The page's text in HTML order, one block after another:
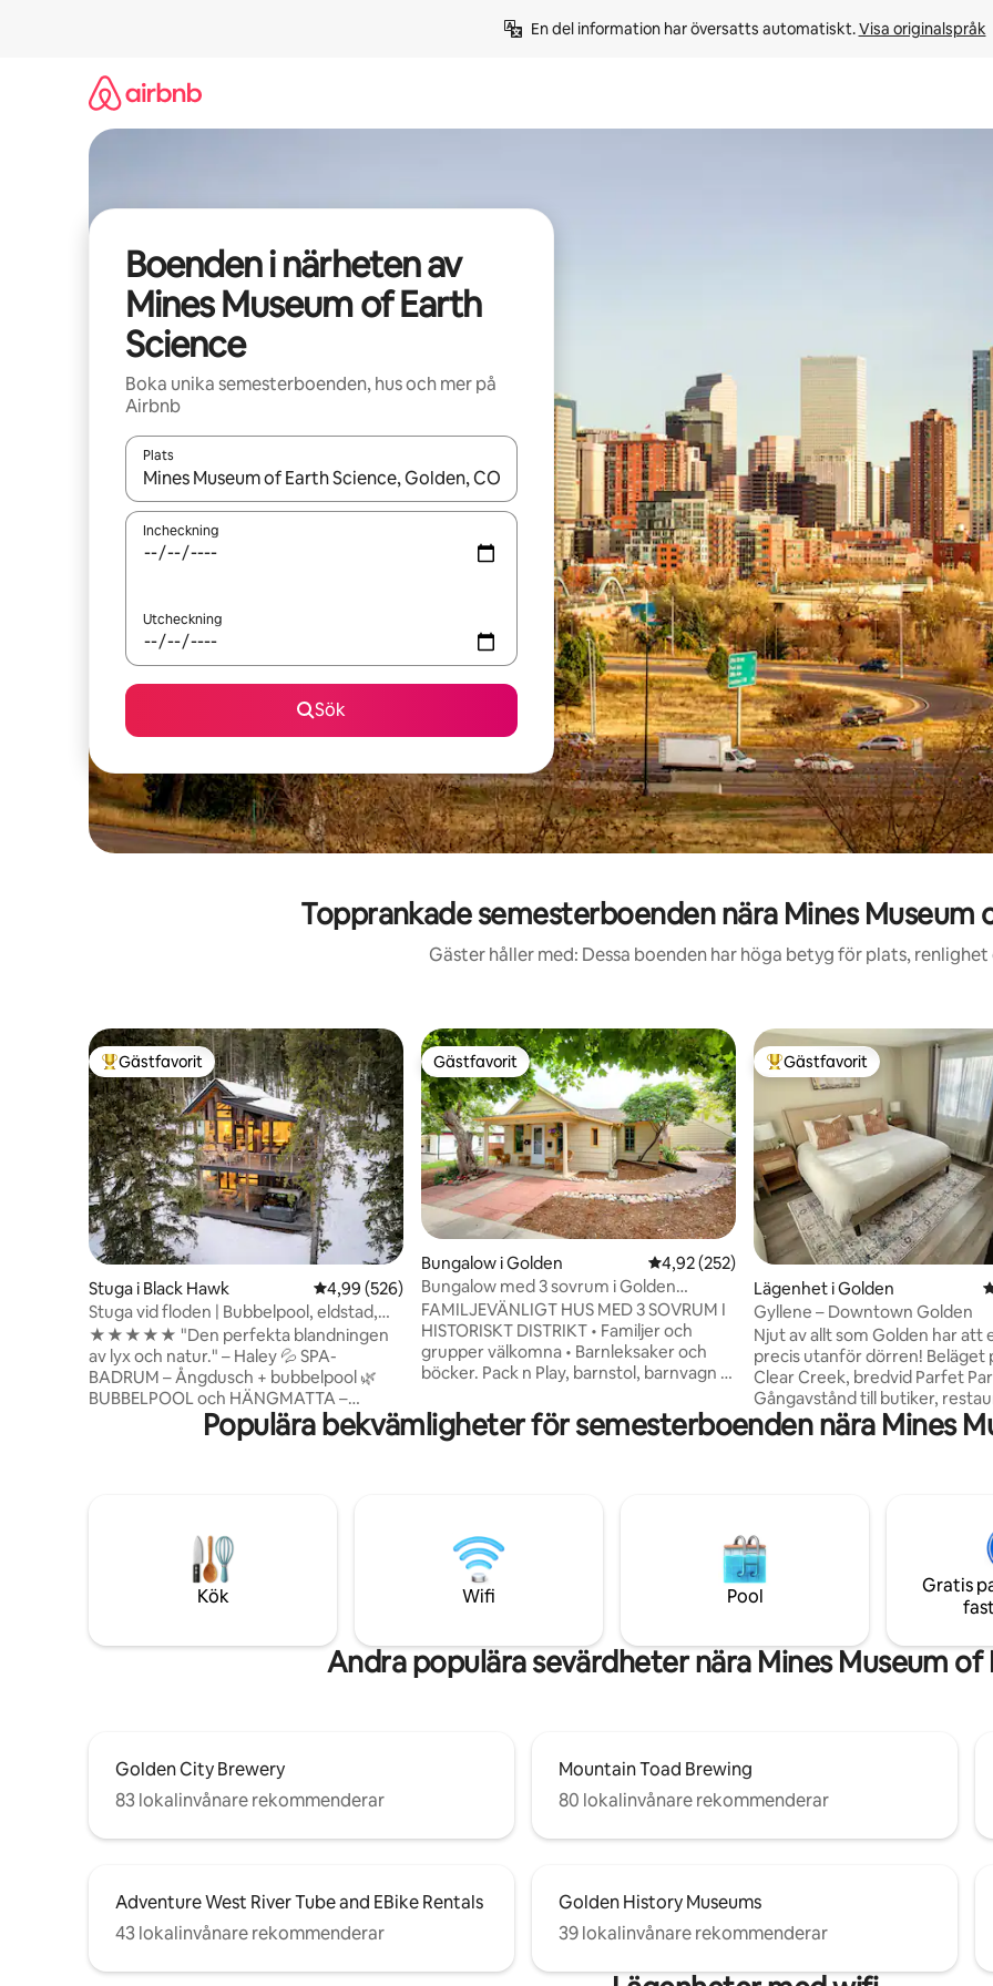
En del information har översatts automatiskt. Visa originalspråk
Boenden i närheten av
Mines Museum of Earth
Science
Boka unika semesterboenden, hus och mer på
Airbnb
Plats
När resultaten är tillgängliga kan du navigera med upp- och nedåtpilarna eller utforska genom att trycka eller svepa.
Incheckning
Utcheckning
Sök
Topprankade semesterboenden nära Mines Museum
Gäster håller med: Dessa boenden har höga betyg för plats, renlighet
Populär gästfavorit
Gästfavorit
Stuga i Black Hawk 4,99 av 5 i genomsnittligt betyg, 526 omdömen
4,99 (526)
Stuga vid floden | Bubbelpool, eldstad,
ångdusch
★★★★★ "Den perfekta blandningen
av lyx och natur." – Haley 💦 SPA-
BADRUM – Ångdusch + bubbelpool 🌿
BUBBELPOOL och HÄNGMATTA –
Blötlägg dig vid bäcken eller sväng i
träden 🔥 MYSIGA KVÄLLAR – Eldstad,
Play, barnstol 📶 SNABBT WIFI –
Strömma, zooma eller koppla ur 📍 10
min ⭆ Nederland — mtn stad och
oförglömliga stugvistelser börjar här
Gästfavorit
Gästfavorit
Bungalow i Golden 4,92 av 5 i genomsnittligt betyg, 252
4,92 (252)
Bungalow med 3 sovrum i Golden
Historic District
FAMILJEVÄNLIGT HUS MED 3 SOVRUM I
HISTORISKT DISTRIKT • Familjer och
grupper välkomna • Barnleksaker och
böcker. Pack n Play, barnstol, barnvagn •
Parks • Nära Red Rocks konsertlokal •
Lördag Farmers Market 1 kvarter • Små
familjegrupper att bo och koppla av.
Beläggningen av enheten är begränsad
till fyra (4) orelaterade personer.
Populär gästfavorit
Gästfavorit
Lägenhet i Golden
Gyllene – Downtown Golden
Njut av allt som Golden har att
precis utanför dörren! Beläget
Clear Creek, bredvid Parfet
Gångavstånd till butiker,
bryggerier, kaféer, parker,
och cykelleder, golfbanor och
Brewery - Flyta nerför Clear Creek -
Vandring South Table Mountain
Självserverade drycker på The
Mill bredvid
Populära bekvämligheter för semesterboenden nära Mines
Kök Wifi Pool
Gratis
Andra populära sevärdheter nära Mines Museum of
Golden City Brewery
83 lokalinvånare rekommenderar
Mountain Toad Brewing
80 lokalinvånare rekommenderar
Adventure West River Tube and EBike Rentals
43 lokalinvånare rekommenderar
Golden History Museums
39 lokalinvånare rekommenderar